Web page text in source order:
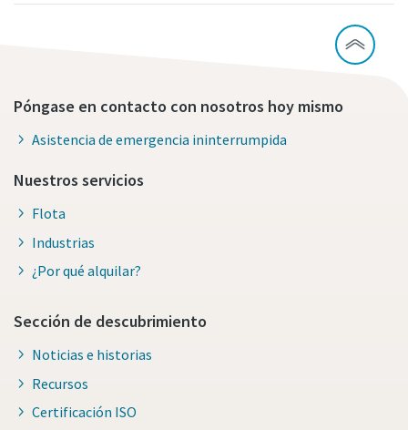
Póngase en contacto con nosotros hoy mismo
Asistencia de emergencia ininterrumpida
Nuestros servicios
Flota
Industrias
¿Por qué alquilar?
Sección de descubrimiento
Noticias e historias
Recursos
Certificación ISO